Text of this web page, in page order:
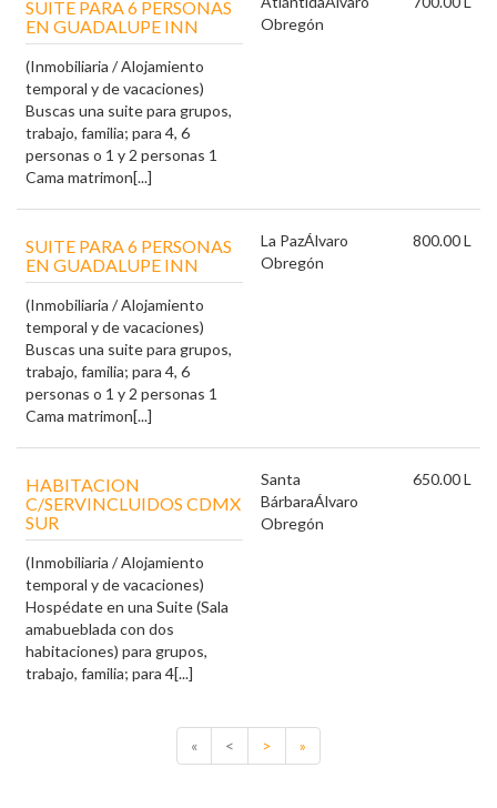
SUITE PARA 6 PERSONAS
EN GUADALUPE INN
(Inmobiliaria / Alojamiento
temporal y de vacaciones)
Buscas una suite para grupos,
trabajo, familia; para 4, 6
personas o 1 y 2 personas 1
Cama matrimon[...]
Obregón
SUITE PARA 6 PERSONAS
EN GUADALUPE INN
(Inmobiliaria / Alojamiento
temporal y de vacaciones)
Buscas una suite para grupos,
trabajo, familia; para 4, 6
personas o 1 y 2 personas 1
Cama matrimon[...]
La PazÁlvaro
Obregón
800.00 L
HABITACION
C/SERVINCLUIDOS CDMX
SUR
(Inmobiliaria / Alojamiento
temporal y de vacaciones)
Hospédate en una Suite (Sala
amabueblada con dos
habitaciones) para grupos,
trabajo, familia; para 4[...]
Santa
BárbaraÁlvaro
Obregón
650.00 L
« < > »